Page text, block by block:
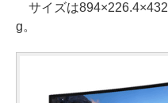
サイズは
g。